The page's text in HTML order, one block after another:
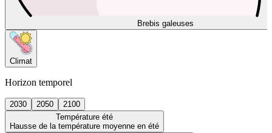
Brebis galeuses
Climat
Horizon temporel
2030 2050
2100
Température été
Hausse de la température moyenne en été